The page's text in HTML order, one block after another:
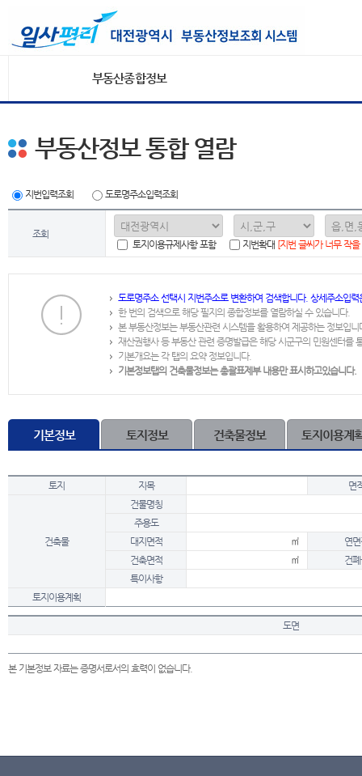
부동산종합정보
부동산정보 통합 열람
지번입력조회 도로명주소입력조회
조회
토지이용규제사항 포함
지번확대 [지번 글씨가 너무 작
도로명주소 선택시 지번주소로 변환하여 검색합니다. 상세주소입
한 번의 검색으로 해당 필지의 종합정보를 열람하실 수 있습니다.
본 부동산정보는 부동산관련 시스템을 활용하여 제공하는 정보입니
재산권행사 등 부동산 관련 증명발급은 해당 시군구의 민원센터를
기본개요는 각 탭의 요약 정보입니다.
기본정보탭의 건축물정보는 총괄표제부 내용만 표시하고있습니다.
기본정보 토지정보 건축물정보 토지이용계
토지 지목 면
건축물
건물명칭
주용도
대지면적
㎡
연
건축면적
㎡
건
특이사항
토지이용계획
도면
본 기본정보 자료는 증명서로서의 효력이 없습니다.